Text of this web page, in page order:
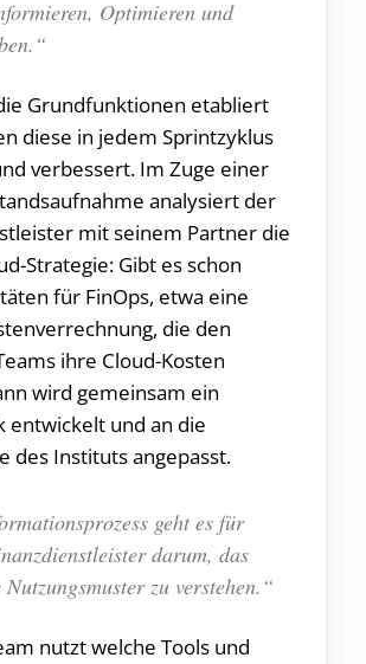
Optimieren und
Grundfunktionen etabliert
diese in jedem Sprintzyklus
verbessert. Im Zuge einer
analysiert der
mit seinem Partner die
Strategie: Gibt es schon
für FinOps, etwa eine
die den
ihre Cloud-Kosten
wird gemeinsam ein
entwickelt und an die
des Instituts angepasst.
geht es für
darum, das
Nutzungsmuster zu verstehen.“
nutzt welche Tools und